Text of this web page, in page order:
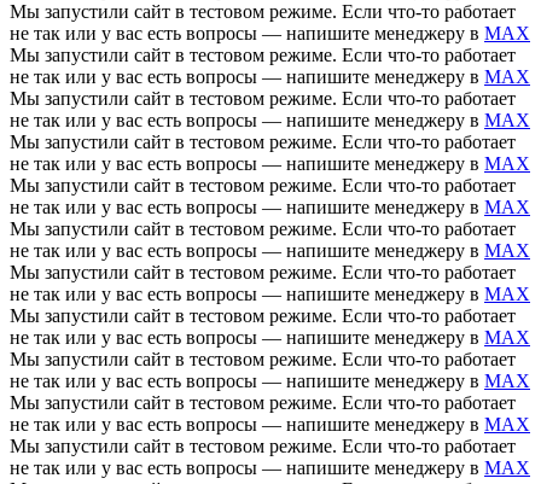
Мы запустили сайт в тестовом режиме. Если что-то работает
не так или у вас есть вопросы — напишите менеджеру в MAX
Мы запустили сайт в тестовом режиме. Если что-то работает
не так или у вас есть вопросы — напишите менеджеру в MAX
Мы запустили сайт в тестовом режиме. Если что-то работает
не так или у вас есть вопросы — напишите менеджеру в MAX
Мы запустили сайт в тестовом режиме. Если что-то работает
не так или у вас есть вопросы — напишите менеджеру в MAX
Мы запустили сайт в тестовом режиме. Если что-то работает
не так или у вас есть вопросы — напишите менеджеру в MAX
Мы запустили сайт в тестовом режиме. Если что-то работает
не так или у вас есть вопросы — напишите менеджеру в MAX
Мы запустили сайт в тестовом режиме. Если что-то работает
не так или у вас есть вопросы — напишите менеджеру в MAX
Мы запустили сайт в тестовом режиме. Если что-то работает
не так или у вас есть вопросы — напишите менеджеру в MAX
Мы запустили сайт в тестовом режиме. Если что-то работает
не так или у вас есть вопросы — напишите менеджеру в MAX
Мы запустили сайт в тестовом режиме. Если что-то работает
не так или у вас есть вопросы — напишите менеджеру в MAX
Мы запустили сайт в тестовом режиме. Если что-то работает
не так или у вас есть вопросы — напишите менеджеру в MAX